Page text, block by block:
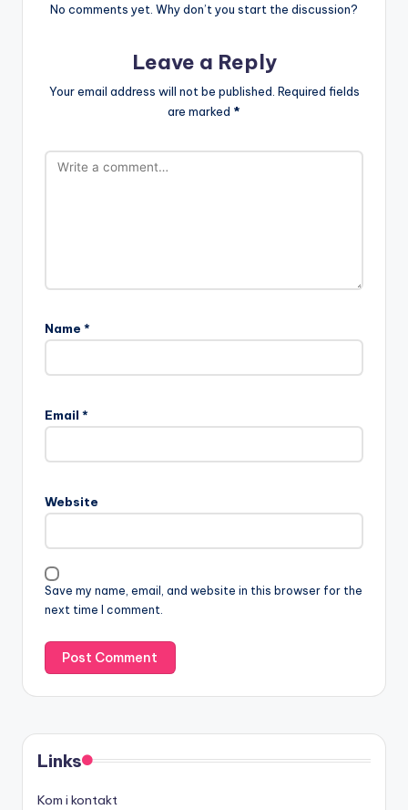
No comments yet. Why don’t you start the discussion?
Leave a Reply
Your email address will not be published. Required fields
are marked *
Name *
Email *
Website
Save my name, email, and website in this browser for the
next time I comment.
Links
Kom i kontakt